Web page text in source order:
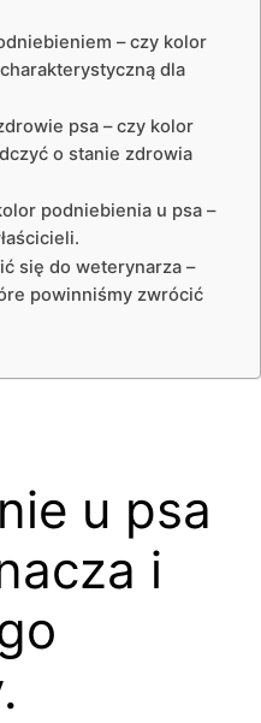
– czy kolor
dla
psa – czy kolor
o stanie zdrowia
podniebienia u psa –
się do weterynarza –
powinniśmy zwrócić
u psa
i